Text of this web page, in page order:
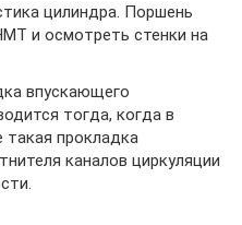
цилиндра. Поршень
и осмотреть стенки на
впускающего
тогда, когда в
такая прокладка
каналов циркуляции